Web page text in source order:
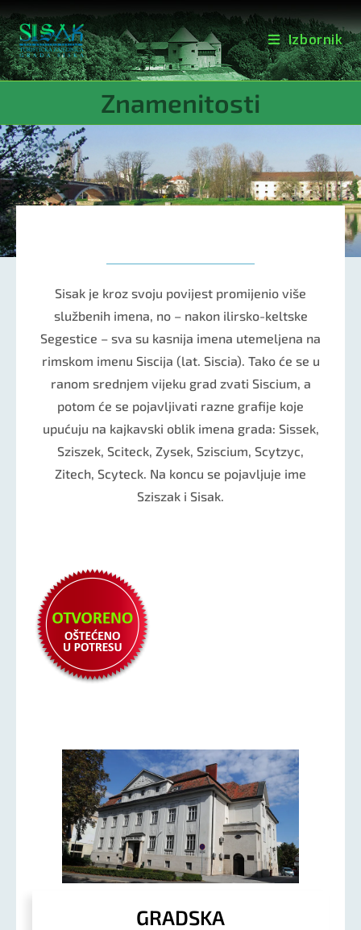
Izbornik
Znamenitosti
Sisak je kroz svoju povijest promijenio više
službenih imena, no – nakon ilirsko-keltske
Segestice – sva su kasnija imena utemeljena na
rimskom imenu Siscija (lat. Siscia). Tako će se u
ranom srednjem vijeku grad zvati Siscium, a
potom će se pojavljivati razne grafije koje
upućuju na kajkavski oblik imena grada: Sissek,
Sziszek, Sciteck, Zysek, Sziscium, Scytzyc,
Zitech, Scyteck. Na koncu se pojavljuje ime
Sziszak i Sisak.
GRADSKA